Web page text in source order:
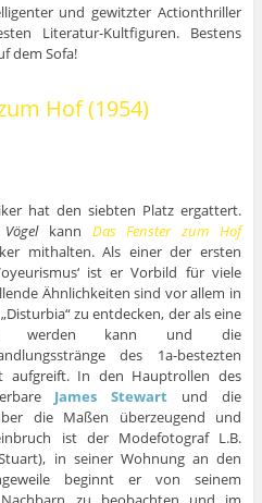
und gewitzter Actionthriller
Literatur-Kultfiguren. Bestens
dem Sofa!
Hof (1954)
hat den siebten Platz ergattert.
kann Das Fenster zum Hof
mithalten. Als einer der ersten
ist er Vorbild für viele
Ähnlichkeiten sind vor allem in
zu entdecken, der als eine
werden kann und die
des 1a-bestezten
aufgreift. In den Hauptrollen des
James Stewart und die
die Maßen überzeugend und
ist der Modefotograf L.B.
in seiner Wohnung an den
beginnt er von seinem